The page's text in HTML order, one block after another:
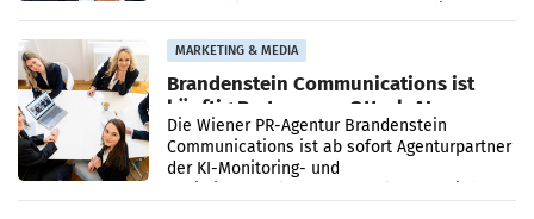
MARKETING & MEDIA
Brandenstein Communications ist
künftig Partner von OtterlyAI
Die Wiener PR-Agentur Brandenstein
Communications ist ab sofort Agenturpartner
der KI-Monitoring- und